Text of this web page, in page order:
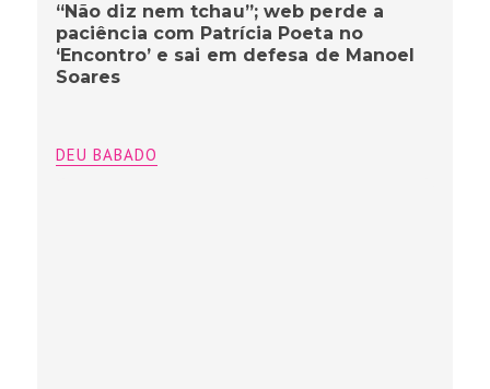
“Não diz nem tchau”; web perde a
paciência com Patrícia Poeta no
‘Encontro’ e sai em defesa de Manoel
Soares
DEU BABADO